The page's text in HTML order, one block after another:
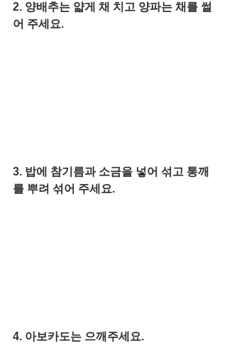
2. 양배추는 얇게 채 치고 양파는 채를 썰
어 주세요.
3. 밥에 참기름과 소금을 넣어 섞고 통깨
를 뿌려 섞어 주세요.
4. 아보카도는 으깨주세요.